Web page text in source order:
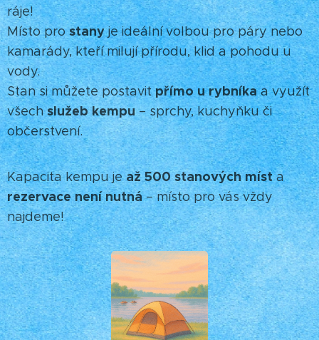
ráje!
Místo prostanyje ideální volbou pro páry nebo
kamarády, kteří milují přírodu, klid a pohodu u
vody.
Stan si můžete postavitpřímo u rybníkaa využít
všechslužeb kempu– sprchy, kuchyňku či
občerstvení.
Kapacita kempu jeaž 500 stanových místa
rezervace není nutná– místo pro vás vždy
najdeme! 🌞